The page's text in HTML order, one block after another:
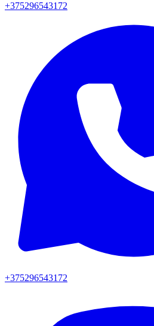
+375296543172
+375296543172